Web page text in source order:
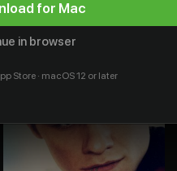
for Mac
in browser
Store · macOS 12 or later